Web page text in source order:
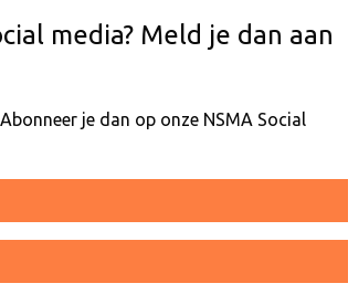
media? Meld je dan aan
je dan op onze NSMA Social